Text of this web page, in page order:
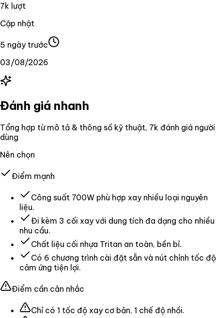
7k lượt
Cập nhật
5 ngày trước
03/08/2026
Đánh giá nhanh
Tổng hợp từ mô tả & thông số kỹ thuật, 7k đánh giá người
dùng
Nên chọn
Điểm mạnh
Công suất 700W phù hợp xay nhiều loại nguyên
liệu.
Đi kèm 3 cối xay với dung tích đa dạng cho nhiều
nhu cầu.
Chất liệu cối nhựa Tritan an toàn, bền bỉ.
Có 6 chương trình cài đặt sẵn và nút chỉnh tốc độ
cảm ứng tiện lợi.
Điểm cần cân nhắc
Chỉ có 1 tốc độ xay cơ bản, 1 chế độ nhồi.